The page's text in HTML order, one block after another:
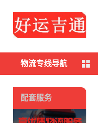
物流专线导航
配套服务